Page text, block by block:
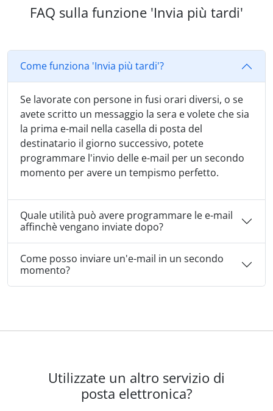
FAQ sulla funzione 'Invia più tardi'
Come funziona 'Invia più tardi'?
Se lavorate con persone in fusi orari diversi, o se
avete scritto un messaggio la sera e volete che sia
la prima e-mail nella casella di posta del
destinatario il giorno successivo, potete
programmare l'invio delle e-mail per un secondo
momento per avere un tempismo perfetto.
Quale utilità può avere programmare le e-mail
affinchè vengano inviate dopo?
Come posso inviare un'e-mail in un secondo
momento?
Utilizzate un altro servizio di
posta elettronica?